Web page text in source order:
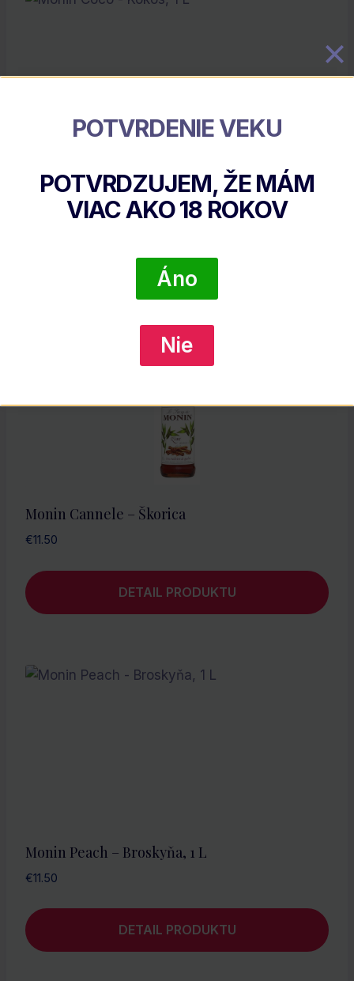
Monin Coco – Kokos, 1 L
DETAIL PRODUKTU
Monin Cannele – Škorica
€11.50
DETAIL PRODUKTU
Monin Peach – Broskyňa, 1 L
€11.50
DETAIL PRODUKTU
POTVRDENIE VEKU
POTVRDZUJEM, ŽE MÁM
VIAC AKO18 ROKOV
Áno
Nie